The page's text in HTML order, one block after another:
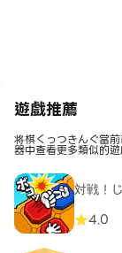
遊戲推薦
将棋くっつきんぐ當
器中查看更多類似的
対戦！
4.0